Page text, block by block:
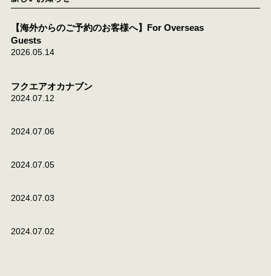
【海外からのご予約のお客様へ】For Overseas
Guests
2026.05.14
フクエアオカナブン
2024.07.12
2024.07.06
2024.07.05
2024.07.03
2024.07.02